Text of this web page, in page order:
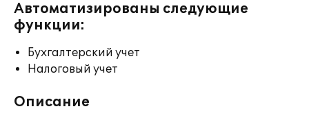
Автоматизированы следующие
функции:
Бухгалтерский учет
Налоговый учет
Описание